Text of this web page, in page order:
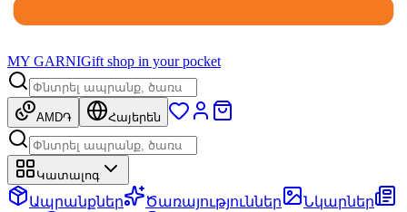
MY GARNIGift shop in your pocket
AMD֏ Հայերեն
Կատալոգ
Ապրանքներ Ծառայություններ
Նկարներ